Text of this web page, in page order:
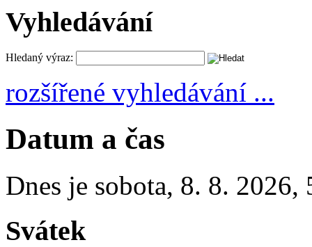
Vyhledávání
Hledaný výraz:
rozšířené vyhledávání ...
Datum a čas
Dnes je sobota, 8. 8. 2026,
Svátek